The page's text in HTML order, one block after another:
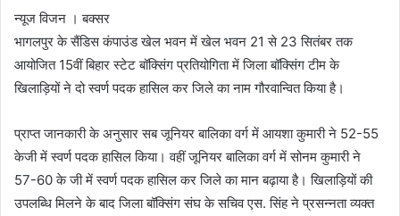
न्यूज विजन । बक्सर
भागलपुर के सैंडिस कंपाउंड खेल भवन में खेल भवन 21 से 23 सितंबर तक
आयोजित 15वीं बिहार स्टेट बॉक्सिंग प्रतियोगिता में जिला बॉक्सिंग टीम के
खिलाड़ियों ने दो स्वर्ण पदक हासिल कर जिले का नाम गौरवान्वित किया है।
प्राप्त जानकारी के अनुसार सब जूनियर बालिका वर्ग में आयशा कुमारी ने 52-55
केजी में स्वर्ण पदक हासिल किया। वहीं जूनियर बालिका वर्ग में सोनम कुमारी ने
57-60 के जी में स्वर्ण पदक हासिल कर जिले का मान बढ़ाया है। खिलाड़ियों की
उपलब्धि मिलने के बाद जिला बॉक्सिंग संघ के सचिव एस. सिंह ने प्रसन्नता व्यक्त